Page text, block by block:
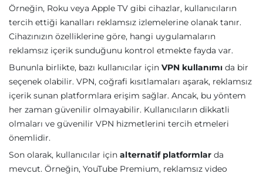
Örneğin, Roku veya Apple TV gibi cihazlar, kullanıcıların
tercih ettiği kanalları reklamsız izlemelerine olanak tanır.
Cihazınızın özelliklerine göre, hangi uygulamaların
reklamsız içerik sunduğunu kontrol etmekte fayda var.
Bununla birlikte, bazı kullanıcılar için VPN kullanımı da bir
seçenek olabilir. VPN, coğrafi kısıtlamaları aşarak, reklamsız
içerik sunan platformlara erişim sağlar. Ancak, bu yöntem
her zaman güvenilir olmayabilir. Kullanıcıların dikkatli
olmaları ve güvenilir VPN hizmetlerini tercih etmeleri
önemlidir.
Son olarak, kullanıcılar için alternatif platformlar da
mevcut. Örneğin, YouTube Premium, reklamsız video